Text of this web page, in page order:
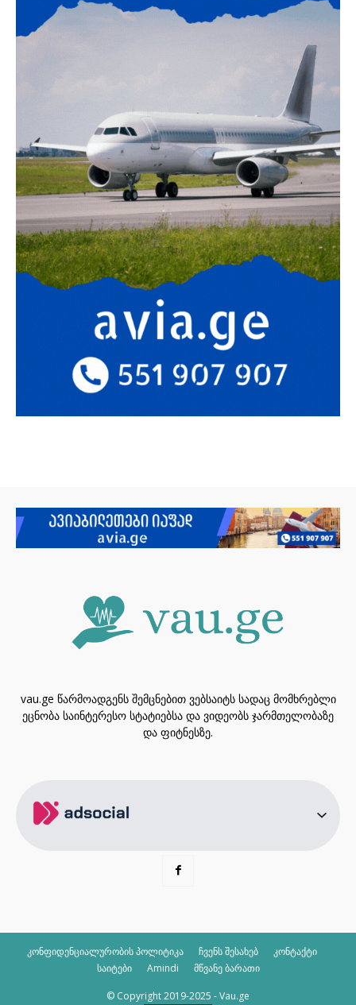
vau.ge წარმოადგენს შემცნებით ვებსაიტს სადაც მომხრებლი
ეცნობა საინტერესო სტატიებსა და ვიდეობს ჯარმთელობაზე
და ფიტნესზე.
კონფიდენციალურობის პოლიტიკა ჩვენს შესახებ
კონტაქტი
საიტები
Amindi მწვანე ბარათი
© Copyright 2019-2025 - Vau.ge